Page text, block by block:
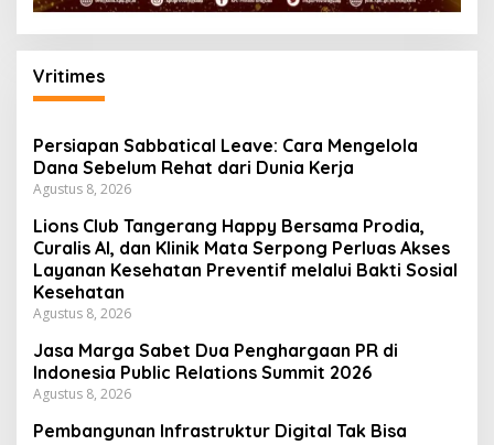
Vritimes
Persiapan Sabbatical Leave: Cara Mengelola
Dana Sebelum Rehat dari Dunia Kerja
Agustus 8, 2026
Lions Club Tangerang Happy Bersama Prodia,
Curalis AI, dan Klinik Mata Serpong Perluas Akses
Layanan Kesehatan Preventif melalui Bakti Sosial
Kesehatan
Agustus 8, 2026
Jasa Marga Sabet Dua Penghargaan PR di
Indonesia Public Relations Summit 2026
Agustus 8, 2026
Pembangunan Infrastruktur Digital Tak Bisa